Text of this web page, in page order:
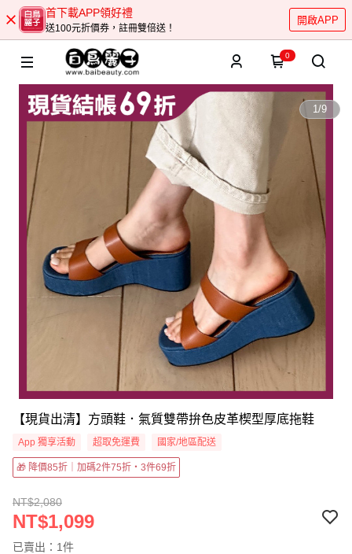
首下載APP領好禮
送100元折價券，註冊雙倍送！
開啟APP
0
1/9
【現貨出清】方頭鞋．氣質雙帶拚色皮革楔型厚底拖鞋
App 獨享活動 超取免運費 國家/地區配送
🎁 降價85折｜加碼2件75折・3件69折
NT$2,080
NT$1,099
已賣出：1件